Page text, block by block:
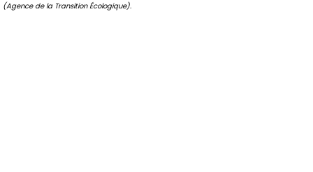
(Agence de la Transition Écologique).